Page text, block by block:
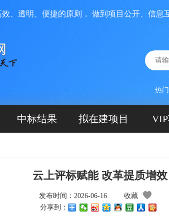
明、便捷的原则， 做到项目公开、信息互联。
热
中标结果 拟在建项目
云上评标赋能 改革提质增效
发布时间：2026-06-16
收藏
分享到：